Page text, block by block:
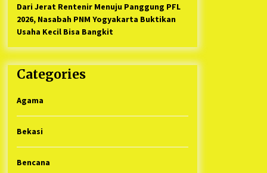
Dari Jerat Rentenir Menuju Panggung PFL
2026, Nasabah PNM Yogyakarta Buktikan
Usaha Kecil Bisa Bangkit
Categories
Agama
Bekasi
Bencana